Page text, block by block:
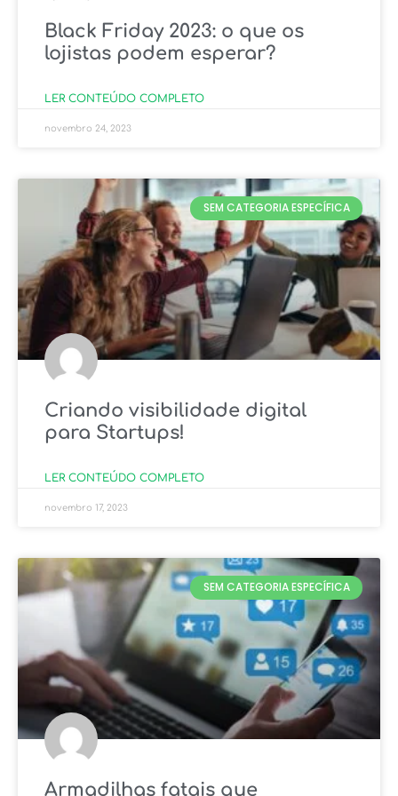
Black Friday 2023: o que os
lojistas podem esperar?
LER CONTEÚDO COMPLETO
novembro 24, 2023
SEM CATEGORIA ESPECÍFICA
Criando visibilidade digital
para Startups!
LER CONTEÚDO COMPLETO
novembro 17, 2023
SEM CATEGORIA ESPECÍFICA
Armadilhas fatais que